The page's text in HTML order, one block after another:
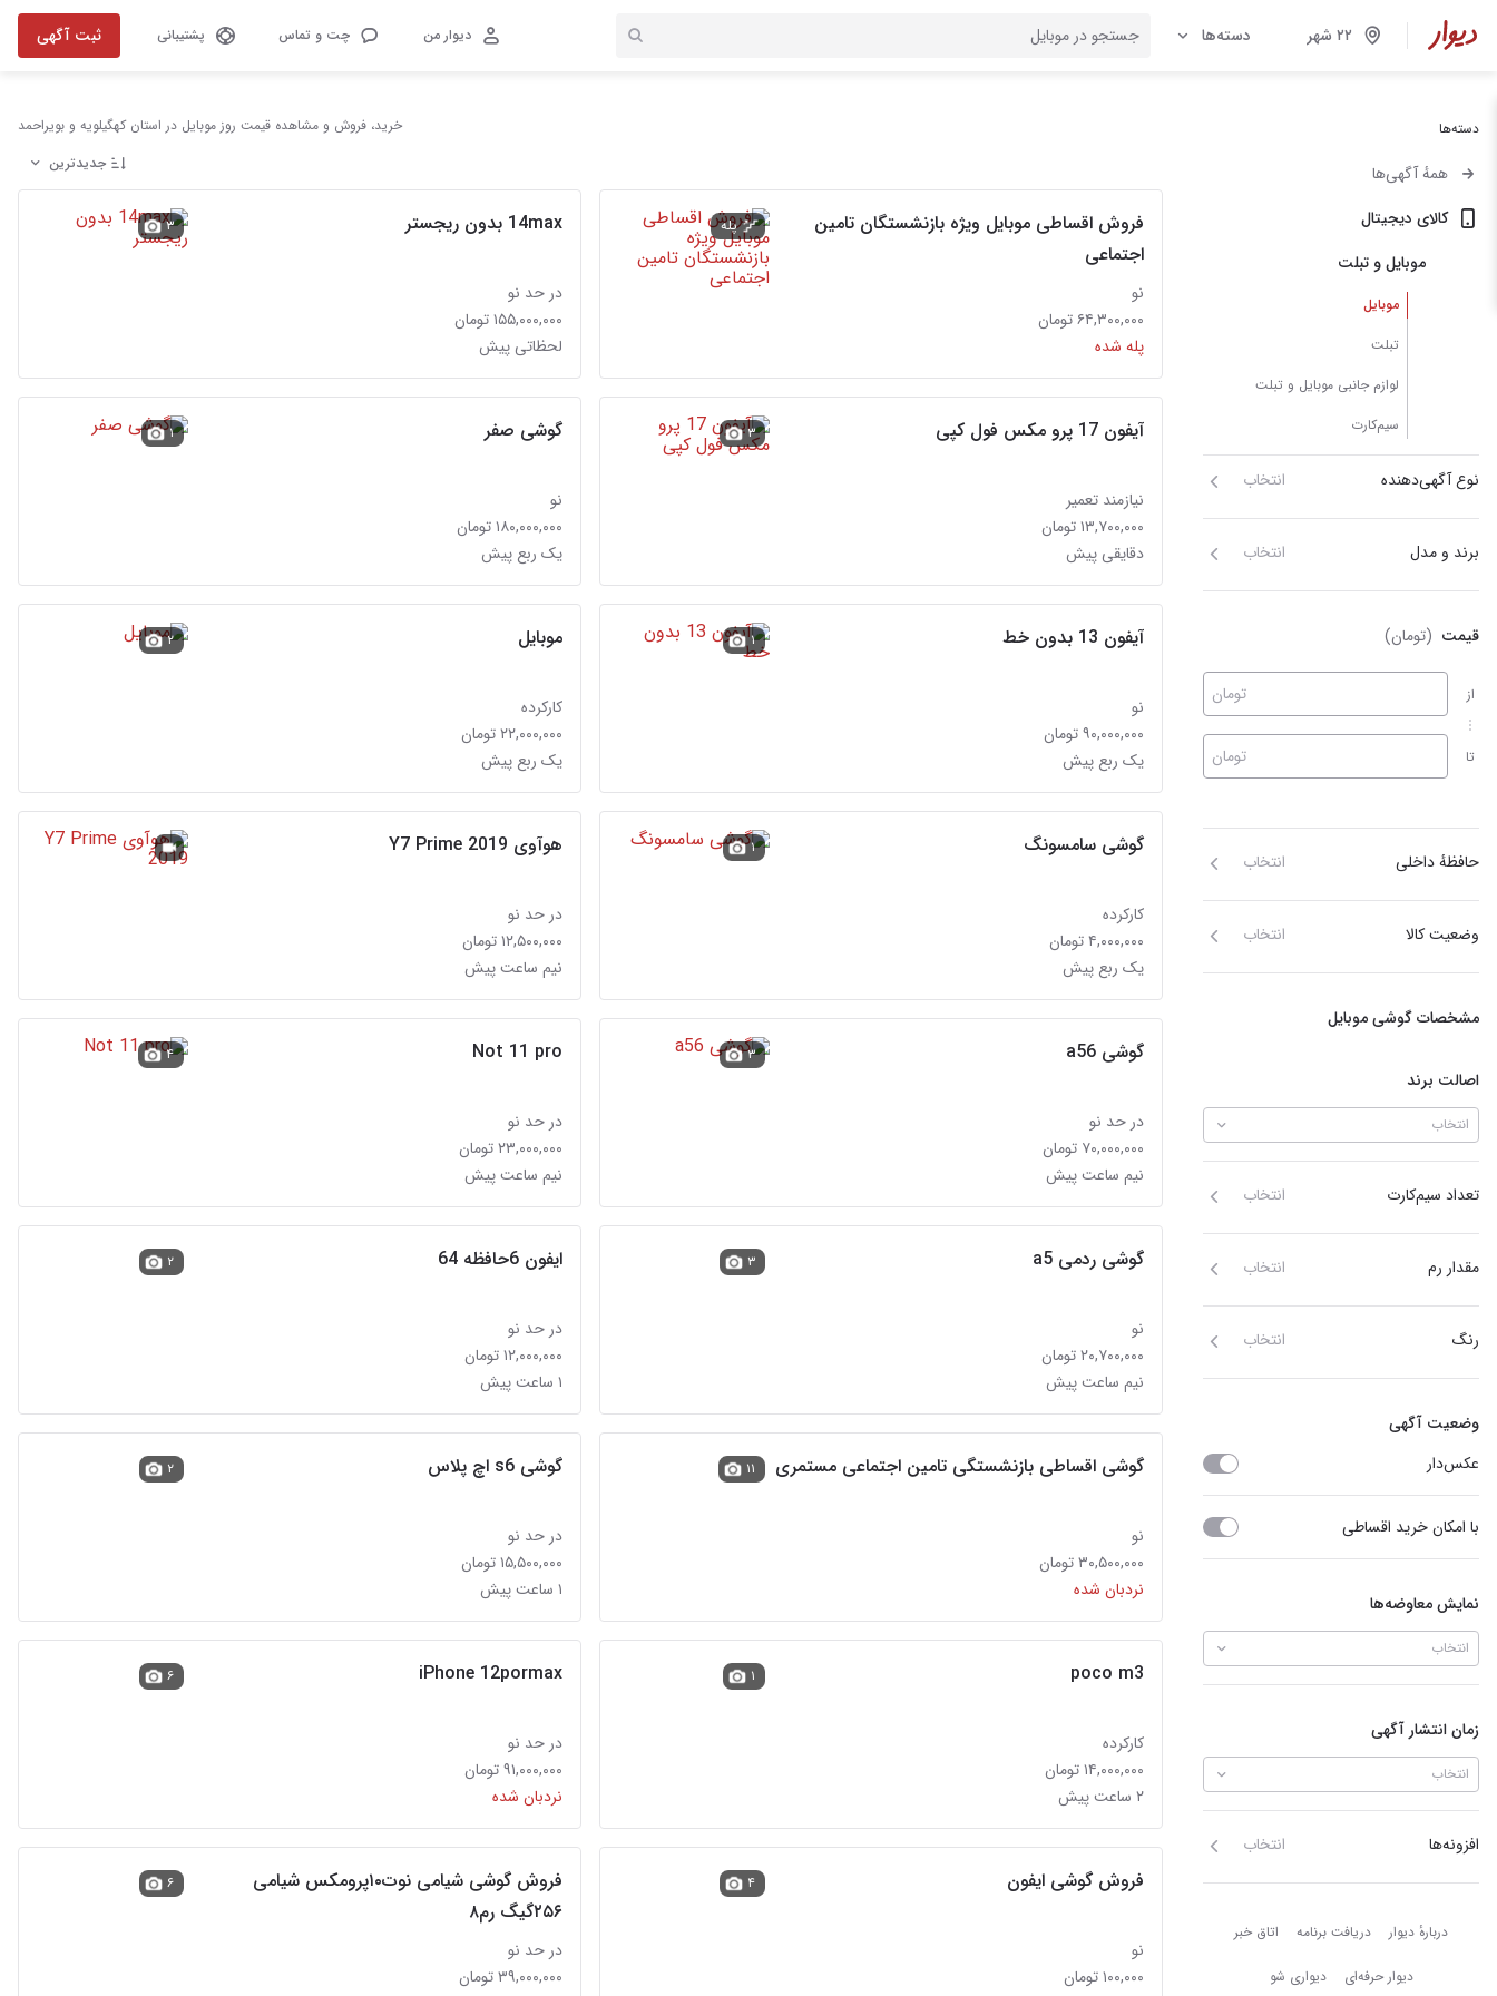
۲۲ شهر دسته‌ها دیوار من چت و تماس پشتیبانی ثبت آگهی
دسته‌ها
همهٔ آگهی‌ها
کالای دیجیتال
موبایل و تبلت
موبایل
تبلت
لوازم جانبی موبایل و تبلت
سیم‌کارت
نوع آگهی‌دهنده انتخاب
برند و مدل انتخاب
قیمت (تومان)
از
تا
تومان
تومان
حافظهٔ داخلی انتخاب
وضعیت کالا انتخاب
مشخصات گوشی موبایل
اصالت برند
انتخاب
تعداد سیم‌کارت انتخاب
مقدار رم انتخاب
رنگ انتخاب
وضعیت آگهی
عکس‌دار
با امکان خرید اقساطی
نمایش معاوضه‌ها
انتخاب
زمان انتشار آگهی
انتخاب
افزونه‌ها انتخاب
دربارهٔ دیوار دربارهٔ دیوار دریافت برنامه اتاق خبر
دیوار حرفه‌ای دیواری شو
خرید، فروش و مشاهده قیمت روز موبایل در استان کهگیلویه و بویراحمد
جدیدترین
فروش اقساطی موبایل ویژه بازنشستگان تامین
اجتماعی
نو
۶۴,۳۰۰,۰۰۰ تومان
پله شده
پله 14max بدون ریجستر
در حد نو
۱۵۵,۰۰۰,۰۰۰ تومان
لحظاتی پیش
۳
آیفون 17 پرو مکس فول کپی
نیازمند تعمیر
۱۳,۷۰۰,۰۰۰ تومان
دقایقی پیش
۳ گوشی صفر
نو
۱۸۰,۰۰۰,۰۰۰ تومان
یک ربع پیش
۱
آیفون 13 بدون خط
نو
۹۰,۰۰۰,۰۰۰ تومان
یک ربع پیش
۱ موبایل
کارکرده
۲۲,۰۰۰,۰۰۰ تومان
یک ربع پیش
۲
گوشی سامسونگ
کارکرده
۴,۰۰۰,۰۰۰ تومان
یک ربع پیش
۱ هوآوی Y7 Prime 2019
در حد نو
۱۲,۵۰۰,۰۰۰ تومان
نیم ساعت پیش
گوشی a56
در حد نو
۷۰,۰۰۰,۰۰۰ تومان
نیم ساعت پیش
۳ Not 11 pro
در حد نو
۲۳,۰۰۰,۰۰۰ تومان
نیم ساعت پیش
۴
گوشی ردمی a5
نو
۲۰,۷۰۰,۰۰۰ تومان
نیم ساعت پیش
۳ ایفون 6حافظه 64
در حد نو
۱۲,۰۰۰,۰۰۰ تومان
۱ ساعت پیش
۲
گوشی اقساطی بازنشستگی تامین اجتماعی مستمری
نو
۳۰,۵۰۰,۰۰۰ تومان
نردبان شده
۱۱ گوشی s6 اچ پلاس
در حد نو
۱۵,۵۰۰,۰۰۰ تومان
۱ ساعت پیش
۲
poco m3
کارکرده
۱۴,۰۰۰,۰۰۰ تومان
۲ ساعت پیش
۱ iPhone 12pormax
در حد نو
۹۱,۰۰۰,۰۰۰ تومان
نردبان شده
۶
فروش گوشی ایفون
نو
۱۰۰,۰۰۰ تومان
۴
فروش گوشی شیامی نوت۱۰پرومکس شیامی
۲۵۶گیگ رم۸
در حد نو
۳۹,۰۰۰,۰۰۰ تومان
۶